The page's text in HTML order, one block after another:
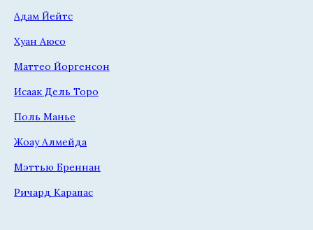
Адам Йейтс
Хуан Аюсо
Маттео Йоргенсон
Исаак Дель Торо
Поль Манье
Жоау Алмейда
Мэттью Бреннан
Ричард Карапас